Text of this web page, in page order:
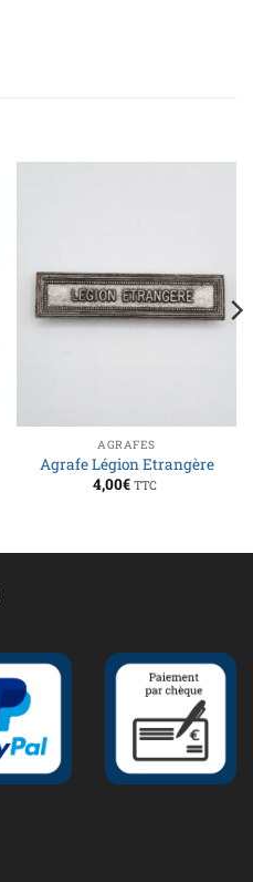
AGRAFES
Agrafe Légion Etrangère
4,00€ TTC